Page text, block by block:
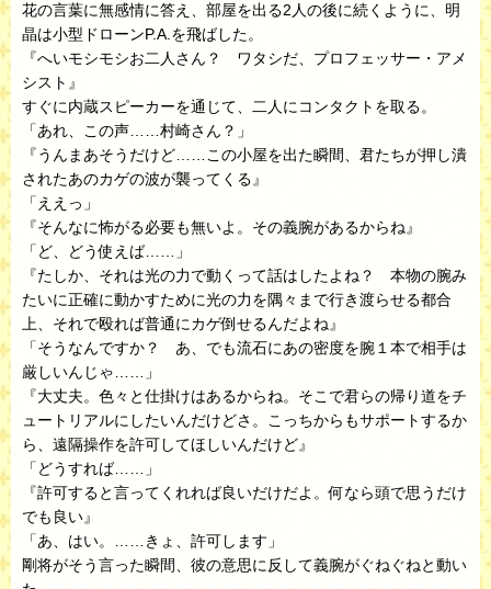
花の言葉に無感情に答え、部屋を出る2人の後に続くように、明
晶は小型ドローンP.A.を飛ばした。
『へいモシモシお二人さん？ ワタシだ、プロフェッサー・アメ
シスト』
すぐに内蔵スピーカーを通じて、二人にコンタクトを取る。
「あれ、この声……村崎さん？」
『うんまあそうだけど……この小屋を出た瞬間、君たちが押し潰
されたあのカゲの波が襲ってくる』
「ええっ」
『そんなに怖がる必要も無いよ。その義腕があるからね』
「ど、どう使えば……」
『たしか、それは光の力で動くって話はしたよね？ 本物の腕み
たいに正確に動かすために光の力を隅々まで行き渡らせる都合
上、それで殴れば普通にカゲ倒せるんだよね』
「そうなんですか？ あ、でも流石にあの密度を腕１本で相手は
厳しいんじゃ……」
『大丈夫。色々と仕掛けはあるからね。そこで君らの帰り道をチ
ュートリアルにしたいんだけどさ。こっちからもサポートするか
ら、遠隔操作を許可してほしいんだけど』
「どうすれば……」
『許可すると言ってくれれば良いだけだよ。何なら頭で思うだけ
でも良い』
「あ、はい。……きょ、許可します」
剛将がそう言った瞬間、彼の意思に反して義腕がぐねぐねと動い